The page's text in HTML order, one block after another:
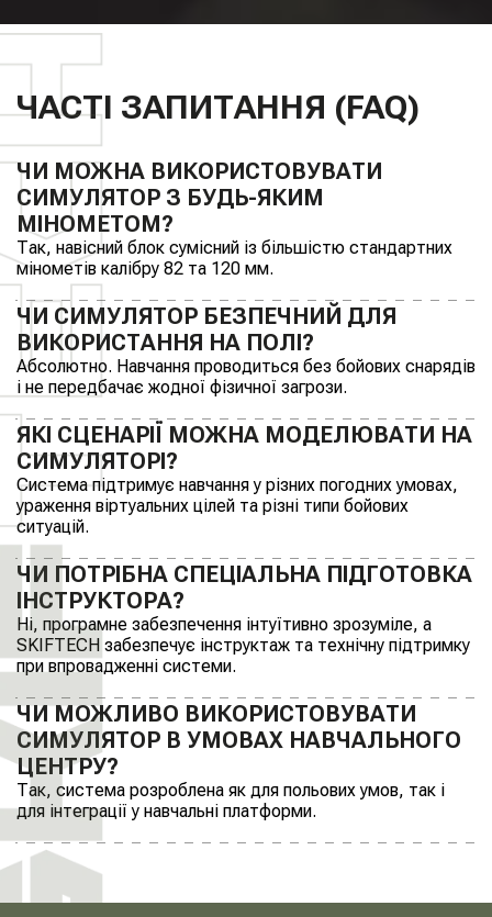
ЧАСТІ ЗАПИТАННЯ (FAQ)
ЧИ МОЖНА ВИКОРИСТОВУВАТИ
СИМУЛЯТОР З БУДЬ-ЯКИМ
МІНОМЕТОМ?
Так, навісний блок сумісний із більшістю стандартних
мінометів калібру 82 та 120 мм.
ЧИ СИМУЛЯТОР БЕЗПЕЧНИЙ ДЛЯ
ВИКОРИСТАННЯ НА ПОЛІ?
Абсолютно. Навчання проводиться без бойових снарядів
і не передбачає жодної фізичної загрози.
ЯКІ СЦЕНАРІЇ МОЖНА МОДЕЛЮВАТИ НА
СИМУЛЯТОРІ?
Система підтримує навчання у різних погодних умовах,
ураження віртуальних цілей та різні типи бойових
ситуацій.
ЧИ ПОТРІБНА СПЕЦІАЛЬНА ПІДГОТОВКА
ІНСТРУКТОРА?
Ні, програмне забезпечення інтуїтивно зрозуміле, а
SKIFTECH забезпечує інструктаж та технічну підтримку
при впровадженні системи.
ЧИ МОЖЛИВО ВИКОРИСТОВУВАТИ
СИМУЛЯТОР В УМОВАХ НАВЧАЛЬНОГО
ЦЕНТРУ?
Так, система розроблена як для польових умов, так і
для інтеграції у навчальні платформи.